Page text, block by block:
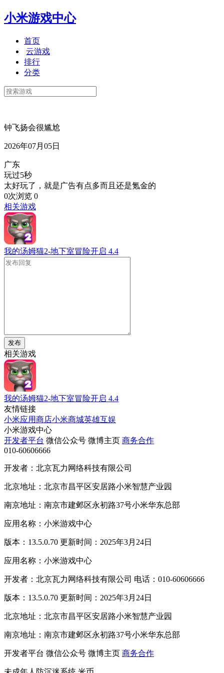
小米游戏中心
首页
云游戏
排行
分类
钟飞扬会很尴尬
2026年07月05日
广东
玩过5秒
太好玩了，就是广告有点多而且还是氪金的
0次浏览 0
相关游戏
我的汤姆猫2-地下室冒险开启 4.4
发布
相关游戏
我的汤姆猫2-地下室冒险开启 4.4
友情链接
小米应用商店小米商城英雄互娱
小米游戏中心
开发者平台 微信公众号 微博主页 商务合作
010-60606666
开发者：北京瓦力网络科技有限公司
北京地址：北京市昌平区安居路小米智慧产业园
南京地址：南京市建邺区永初路37号小米华东总部
应用名称：小米游戏中心
版本：13.5.0.70 更新时间：2025年3月24日
应用名称：小米游戏中心
开发者：北京瓦力网络科技有限公司 电话：010-60606666
版本：13.5.0.70 更新时间：2025年3月24日
北京地址：北京市昌平区安居路小米智慧产业园
南京地址：南京市建邺区永初路37号小米华东总部
开发者平台 微信公众号 微博主页 商务合作